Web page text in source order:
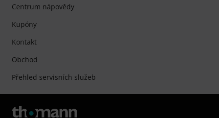
Centrum nápovědy
Kupóny
Kontakt
Obchod
Přehled servisních služeb